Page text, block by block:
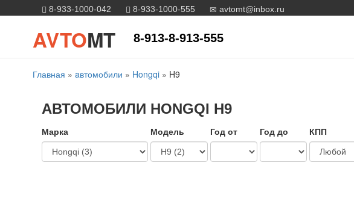
8-933-1000-042 8-933-1000-555 avtomt@inbox.ru
AVTOMT 8-913-8-913-555
Главная » aвтомобили » Hongqi» H9
АВТОМОБИЛИ HONGQI H9
Марка Модель Год от Год до КПП